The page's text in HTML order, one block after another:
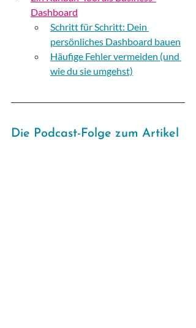
Dashboard
Schritt für Schritt: Dein
persönliches Dashboard bauen
Häufige Fehler vermeiden (und
wie du sie umgehst)
Die Podcast-Folge zum Artikel